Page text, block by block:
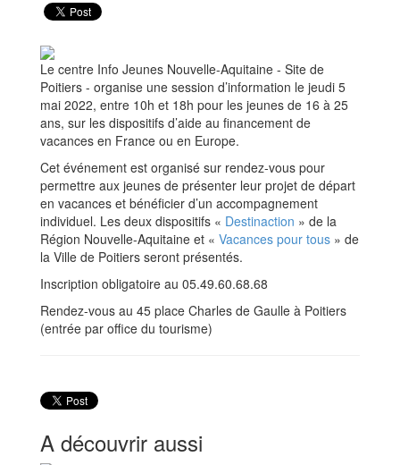
Le centre Info Jeunes Nouvelle-Aquitaine - Site de
Poitiers - organise une session d’information le jeudi 5
mai 2022, entre 10h et 18h pour les jeunes de 16 à 25
ans, sur les dispositifs d’aide au financement de
vacances en France ou en Europe.
Cet événement est organisé sur rendez-vous pour
permettre aux jeunes de présenter leur projet de départ
en vacances et bénéficier d’un accompagnement
individuel. Les deux dispositifs « Destinaction » de la
Région Nouvelle-Aquitaine et « Vacances pour tous » de
la Ville de Poitiers seront présentés.
Inscription obligatoire au 05.49.60.68.68
Rendez-vous au 45 place Charles de Gaulle à Poitiers
(entrée par office du tourisme)
A découvrir aussi